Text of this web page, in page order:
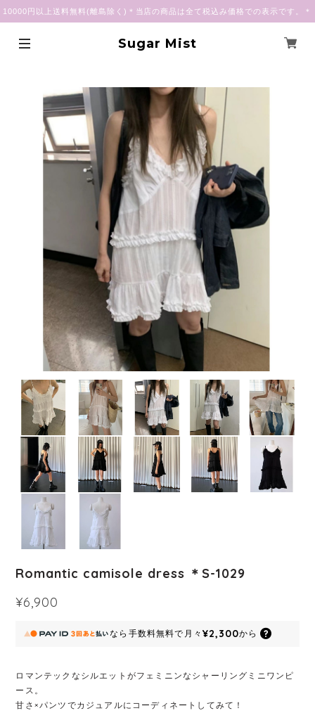
10000円以上送料無料(離島除く)＊当店の商品は全て税込み価格での表示です。＊
Sugar Mist
Romantic camisole dress ＊S-1029
¥6,900
なら 手数料無料で 月々 ¥2,300から
ロマンテックなシルエットがフェミニンなシャーリングミニワンピ
ース。
甘さ×パンツでカジュアルにコーディネートしてみて！